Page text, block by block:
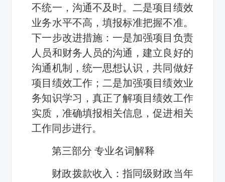
不统一，沟通不及时。二是项目绩效
业务水平不高，填报标准把握不准。
下一步改进措施：一是加强项目负责
人员和财务人员的沟通，建立良好的
沟通机制，统一思想认识，共同做好
项目绩效工作；二是加强项目绩效业
务知识学习，真正了解项目绩效工作
实质，准确填报相关信息，促进相关
工作同步进行。
第三部分 专业名词解释
财政拨款收入：指同级财政当年